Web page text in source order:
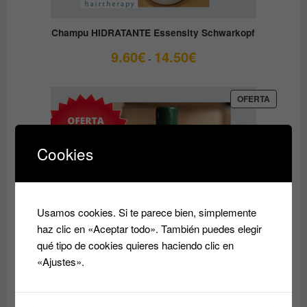
Champu HIDRATANTE Essensity Schwarkopf
9.60€ - 14.50€Rango
9.60€
hasta
OFERTA
EN
OFERTA
Cookies
Usamos cookies. Si te parece bien, simplemente
haz clic en «Aceptar todo». También puedes elegir
qué tipo de cookies quieres haciendo clic en
«Ajustes».